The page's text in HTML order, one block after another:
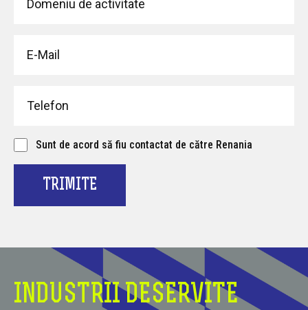
Sunt de acord să fiu contactat de către Renania
TRIMITE
INDUSTRII DESERVITE